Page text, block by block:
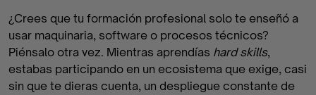
¿Crees que tu formación profesional solo te enseñó a
usar maquinaria, software o procesos técnicos?
Piénsalo otra vez. Mientras aprendías hard skills,
estabas participando en un ecosistema que exige, casi
sin que te dieras cuenta, un despliegue constante de